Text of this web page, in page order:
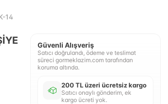
14
Güvenli Alışveriş
Satıcı doğrulandı, ödeme ve teslimat
süreci gormeklazim.com tarafından
koruma altında.
200 TL üzeri ücretsiz kargo
Satıcı onaylı gönderim, ek
kargo ücreti yok.